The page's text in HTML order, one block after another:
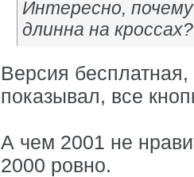
Интересно,
длинна на
Версия бесплатная,
показывал, все
А чем 2001 не
2000 ровно.